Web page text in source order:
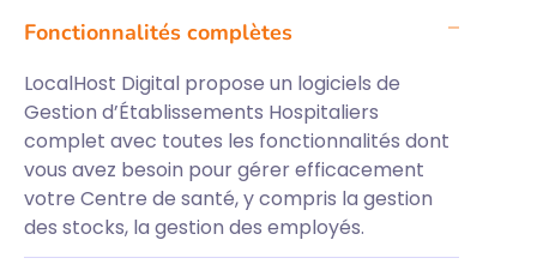
Fonctionnalités complètes
LocalHost Digital propose un logiciels de
Gestion d’Établissements Hospitaliers
complet avec toutes les fonctionnalités dont
vous avez besoin pour gérer efficacement
votre Centre de santé, y compris la gestion
des stocks, la gestion des employés.